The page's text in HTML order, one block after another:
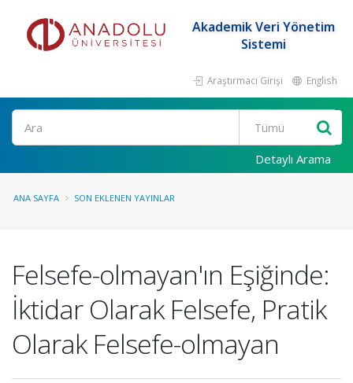
Akademik Veri Yönetim
Sistemi
Araştırmacı Girişi English
Ara
Detaylı Arama
ANA SAYFA SON EKLENEN YAYINLAR
Felsefe-olmayan'ın Eşiğinde:
İktidar Olarak Felsefe, Pratik
Olarak Felsefe-olmayan